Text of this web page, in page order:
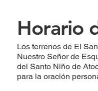
Horario
Los terrenos de El
Nuestro Señor de
del Santo Niño de
para la oración